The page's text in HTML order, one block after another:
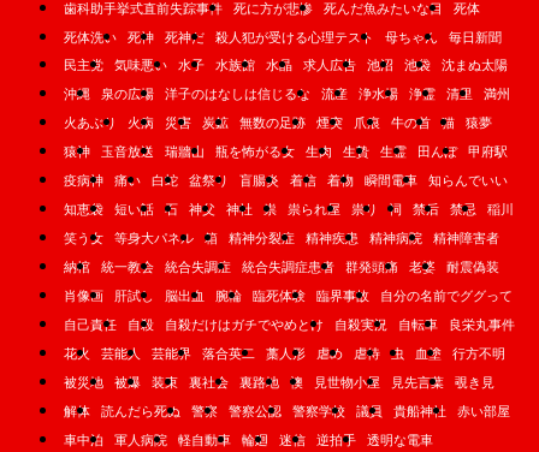
歯科助手挙式直前失踪事件
死に方が悲惨 死んだ魚みたいな目
死体
死体洗い
死神 死神だ 殺人犯が受ける心理テスト 母ちゃん
毎日新聞
民主党
気味悪い 水子 水族館 水晶 求人広告 池沼 池袋
沈まぬ太陽
沖縄
泉の広場 洋子のはなしは信じるな 流産 浄水場 浄霊 清里
満州
火あぶり
火病 災害 炭鉱 無数の足跡 煙突 爪痕 牛の首 猫
猿夢
猿神
玉音放送 瑞牆山 瓶を怖がる女 生肉 生贄 生霊 田んぼ
甲府駅
疫病神
痛い 白蛇 盆祭り 盲腸炎 着信 着物 瞬間電車
知らんでいい
知恵袋
短い話 石 神父 神社 祟 祟られ屋 祟り 祠 禁后 禁忌
稲川
笑う女
等身大パネル 箱 精神分裂症 精神疾患 精神病院
精神障害者
納棺
統一教会 統合失調症 統合失調症患者 群発頭痛 老婆
耐震偽装
肖像画
肝試し 脳出血 腕輪 臨死体験 臨界事故
自分の名前でググって
自己責任
自殺 自殺だけはガチでやめとけ 自殺実況 自転車
良栄丸事件
花火
芸能人 芸能界 落合英二 藁人形 虐め 虐待 虫 血塗
行方不明
被災地
被爆 装束 裏社会 裏路地 襖 見世物小屋 見先言葉
覗き見
解体
読んだら死ぬ 警察 警察公認 警察学校 議員 貴船神社
赤い部屋
車中泊
軍人病院 軽自動車 輪廻 迷信 逆拍手 透明な電車